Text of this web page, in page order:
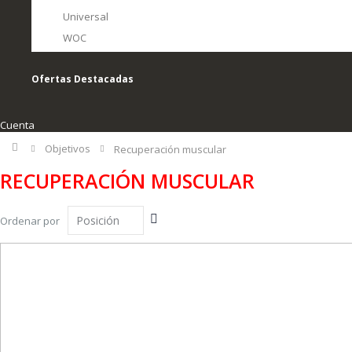
Universal
WOC
Ofertas Destacadas
Cuenta
Inicio
Objetivos Recuperación muscular
RECUPERACIÓN MUSCULAR
Ordenar por
Descendente